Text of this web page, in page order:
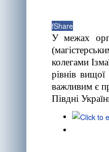
fShare
У межах
колегами
рівнів
важливим є
Півдні